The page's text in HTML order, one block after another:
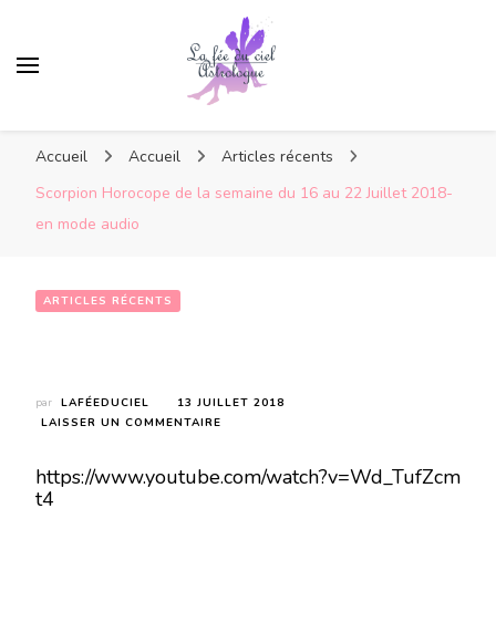
Accueil Accueil
Articles récents
Scorpion Horocope de la semaine du 16 au 22 Juillet 2018-
en mode audio
ARTICLES RÉCENTS
par LAFÉEDUCIEL
13 JUILLET 2018
LAISSER UN COMMENTAIRE
DE
https://www.youtube.com/watch?v=Wd_TufZcm
t4